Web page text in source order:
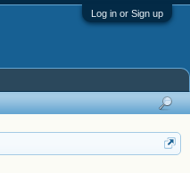
Log in or Sign up